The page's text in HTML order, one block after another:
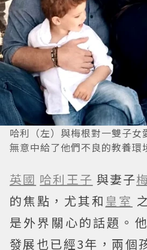
哈利（左）與梅根對一雙子女
無意中給了他們不良的教養環
英國 哈利王子 與妻子
的焦點，尤其和 皇室
是外界關心的話題。
發展也已經3年，兩個